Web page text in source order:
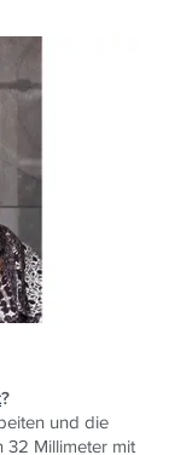
?
und die
32 Millimeter mit